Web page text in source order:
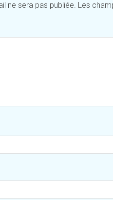
ne sera pas publiée. Les